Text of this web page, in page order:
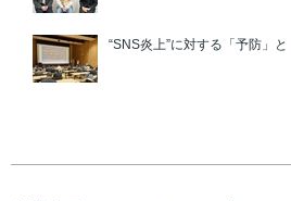
“SNS炎上”に対する「予防」